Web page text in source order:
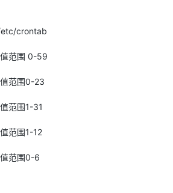
etc/crontab
范围 0-59
范围0-23
范围1-31
范围1-12
范围0-6